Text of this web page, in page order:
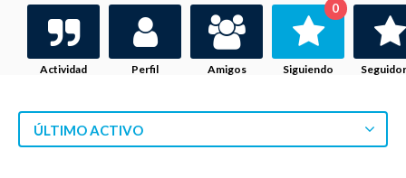
Actividad Perfil Amigos Siguiendo
0
ÚLTIMO ACTIVO